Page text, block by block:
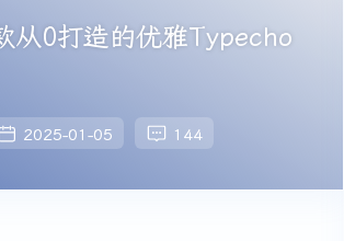
从0打造的优雅Typecho
2025-01-05 144